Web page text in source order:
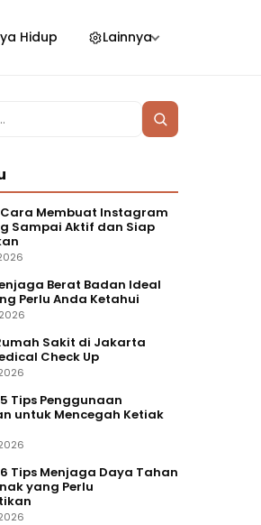
Hidup Lainnya
Search
Membuat Instagram
Sampai Aktif dan Siap
Berat Badan Ideal
Perlu Anda Ketahui
Sakit di Jakarta
Check Up
Tips Penggunaan
untuk Mencegah Ketiak
Tips Menjaga Daya Tahan
yang Perlu